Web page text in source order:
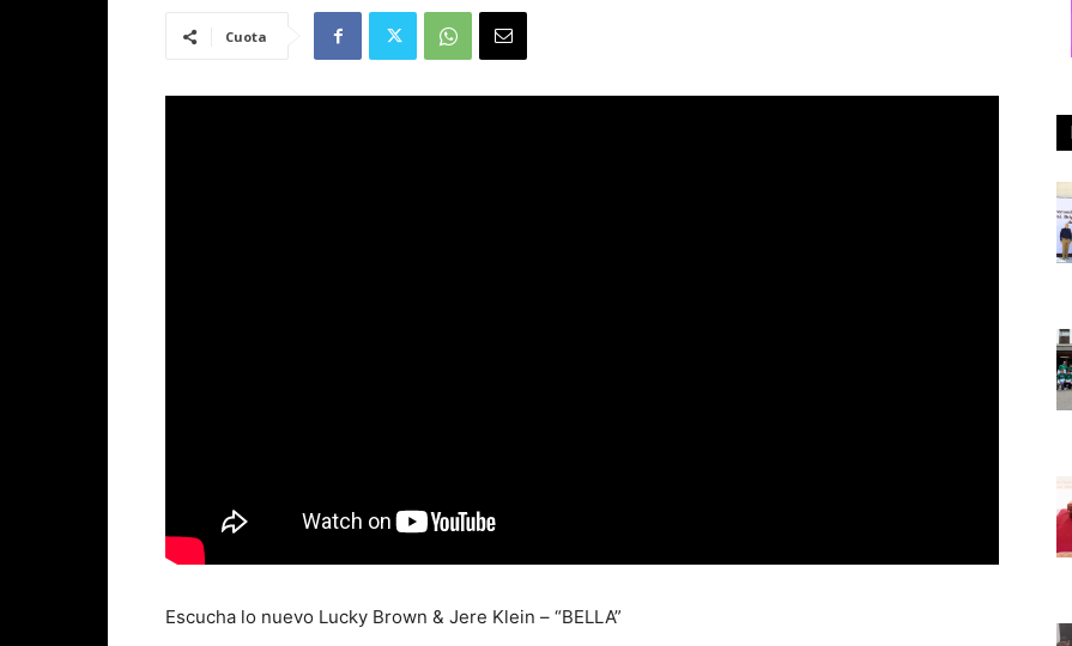
Cuota
Escucha lo nuevo Lucky Brown & Jere Klein – “BELLA”